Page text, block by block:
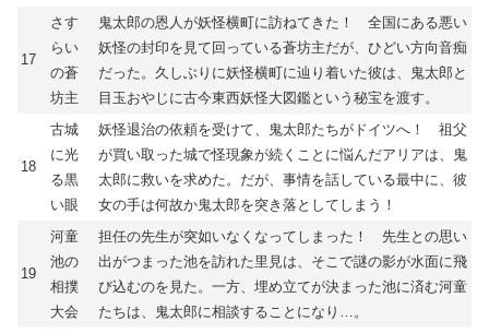
17
さす
らい
の蒼
坊主
鬼太郎の恩人が妖怪横町に訪ねてきた！ 全国にある悪い
妖怪の封印を見て回っている蒼坊主だが、ひどい方向音痴
だった。久しぶりに妖怪横町に辿り着いた彼は、鬼太郎と
目玉おやじに古今東西妖怪大図鑑という秘宝を渡す。
18
古城
に光
る黒
い眼
妖怪退治の依頼を受けて、鬼太郎たちがドイツへ！ 祖父
が買い取った城で怪現象が続くことに悩んだアリアは、鬼
太郎に救いを求めた。だが、事情を話している最中に、彼
女の手は何故か鬼太郎を突き落としてしまう！
19
河童
池の
相撲
大会
担任の先生が突如いなくなってしまった！ 先生との思い
出がつまった池を訪れた里見は、そこで謎の影が水面に飛
び込むのを見た。一方、埋め立てが決まった池に済む河童
たちは、鬼太郎に相談することになり…。